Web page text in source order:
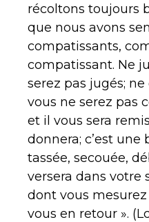
récoltons toujours
que nous avons
compatissants,
compatissant. Ne
serez pas jugés;
vous ne serez pas
et il vous sera
donnera; c’est une
tassée, secouée,
versera dans votre
dont vous
vous en retour ».